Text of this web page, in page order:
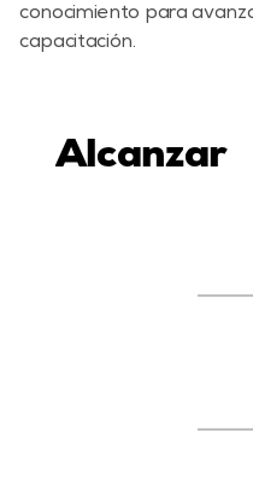
conocimiento para
Alcanzar